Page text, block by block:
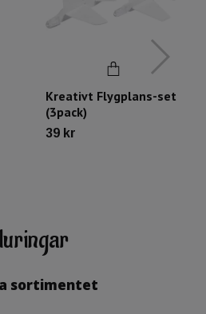
Kreativt Flygplans-set
(3pack)
39 kr
sortimentet